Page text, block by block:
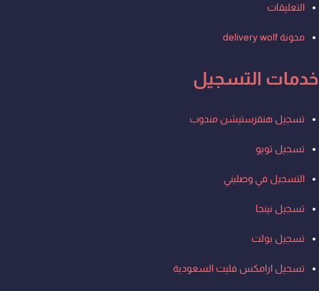
التعليقات
مدونة delivery wolf
خدمات التسجيل
Menuتسجيل هنقرستيشن مندوب
تسجيل تويو
التسجيل في وصليني
تسجيل نينجا
تسجيل بولت
تسجيل ارامكس فليت السعودية